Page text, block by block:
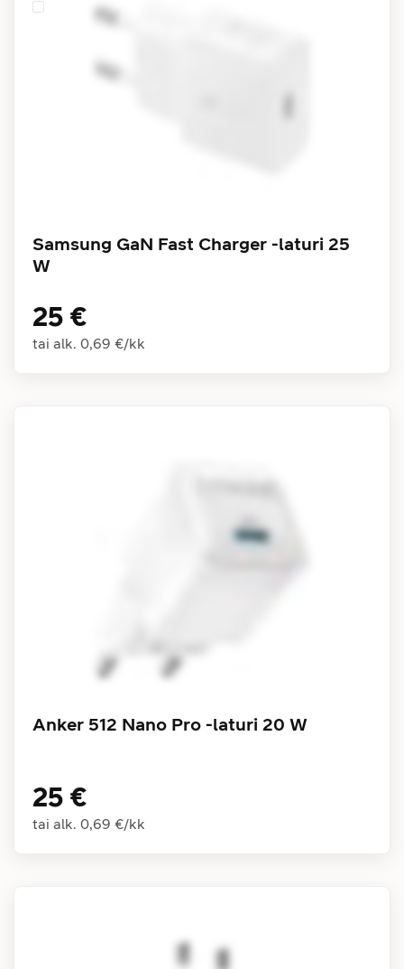
Samsung GaN Fast Charger -laturi 25
W
25 €
tai alk. 0,69 €/kk
Anker 512 Nano Pro -laturi 20 W
25 €
tai alk. 0,69 €/kk